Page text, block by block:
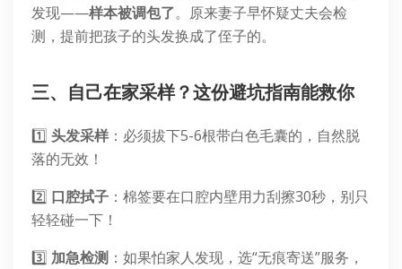
发现——样本被调包了。原来妻子早怀疑丈夫会检
测，提前把孩子的头发换成了侄子的。
三、自己在家采样？这份避坑指南能救你
1️⃣ 头发采样 ：必须拔下5-6根带白色毛囊的，自然脱
落的无效！
2️⃣ 口腔拭子 ：棉签要在口腔内壁用力刮擦30秒，别只
轻轻碰一下！
3️⃣ 加急检测 ：如果怕家人发现，选“无痕寄送”服务，